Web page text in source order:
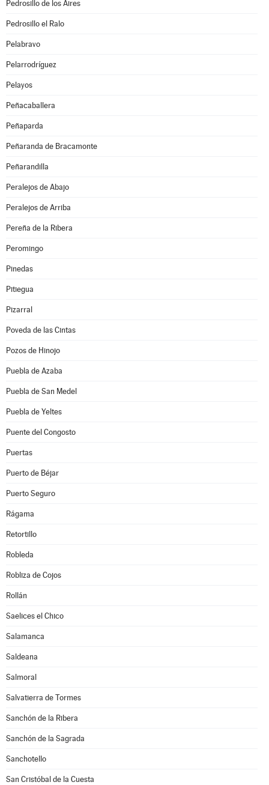
Pedrosillo de los Aires
Pedrosillo el Ralo
Pelabravo
Pelarrodríguez
Pelayos
Peñacaballera
Peñaparda
Peñaranda de Bracamonte
Peñarandilla
Peralejos de Abajo
Peralejos de Arriba
Pereña de la Ribera
Peromingo
Pinedas
Pitiegua
Pizarral
Poveda de las Cintas
Pozos de Hinojo
Puebla de Azaba
Puebla de San Medel
Puebla de Yeltes
Puente del Congosto
Puertas
Puerto de Béjar
Puerto Seguro
Rágama
Retortillo
Robleda
Robliza de Cojos
Rollán
Saelices el Chico
Salamanca
Saldeana
Salmoral
Salvatierra de Tormes
Sanchón de la Ribera
Sanchón de la Sagrada
Sanchotello
San Cristóbal de la Cuesta